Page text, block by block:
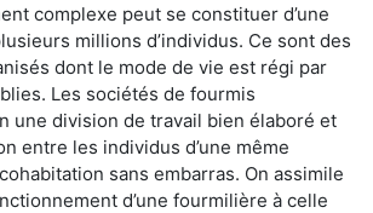
complexe peut se constituer d’une
millions d’individus. Ce sont des
dont le mode de vie est régi par
Les sociétés de fourmis
une division de travail bien élaboré et
entre les individus d’une même
sans embarras. On assimile
d’une fourmilière à celle